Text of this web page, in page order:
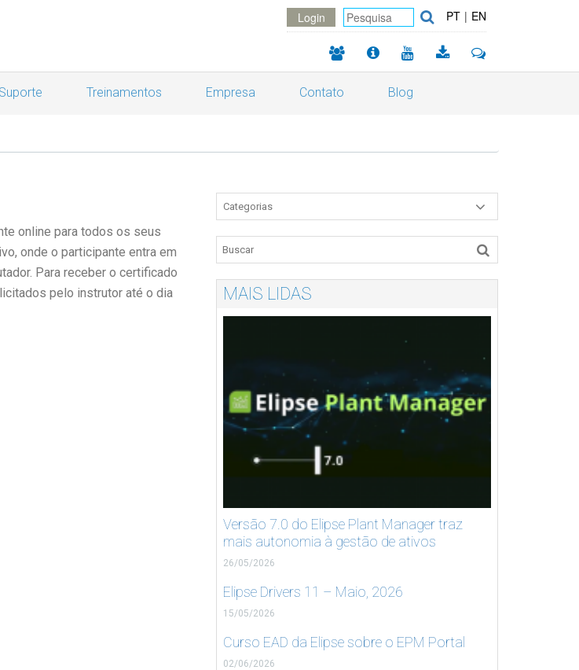
Login PT | EN
Suporte Treinamentos Empresa Contato Blog
online para todos os seus
onde o participante entra em
Para receber o certificado
pelo instrutor até o dia
Categorias
MAIS LIDAS
Versão 7.0 do Elipse Plant Manager traz
mais autonomia à gestão de ativos
26/05/2026
Elipse Drivers 11 – Maio, 2026
15/05/2026
Curso EAD da Elipse sobre o EPM Portal
02/06/2026